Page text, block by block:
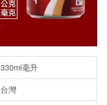
330ml毫升
台灣